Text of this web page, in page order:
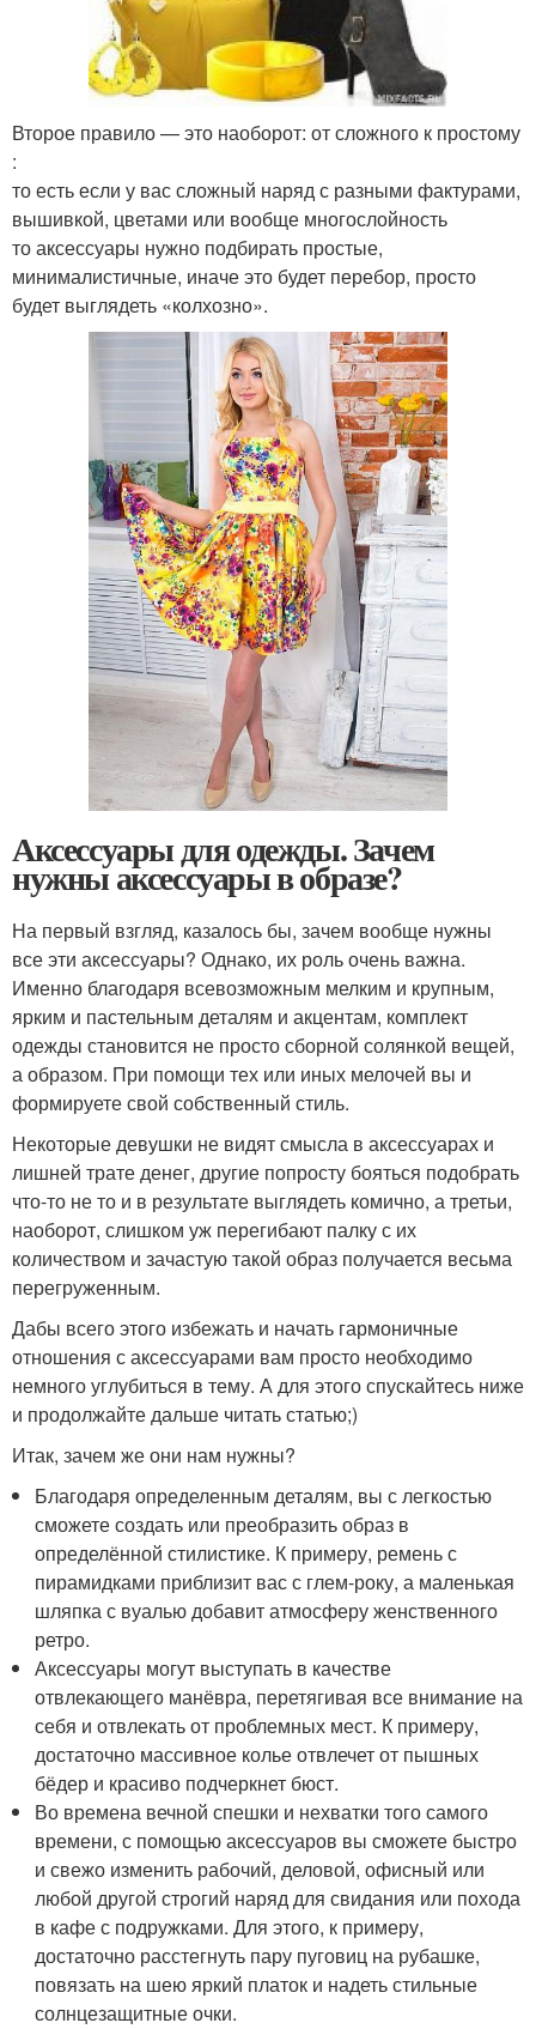
Второе правило — это наоборот: от сложного к простому
:
то есть если у вас сложный наряд с разными фактурами,
вышивкой, цветами или вообще многослойность
то аксессуары нужно подбирать простые,
минималистичные, иначе это будет перебор, просто
будет выглядеть «колхозно».
Аксессуары для одежды. Зачем
нужны аксессуары в образе?
На первый взгляд, казалось бы, зачем вообще нужны
все эти аксессуары? Однако, их роль очень важна.
Именно благодаря всевозможным мелким и крупным,
ярким и пастельным деталям и акцентам, комплект
одежды становится не просто сборной солянкой вещей,
а образом. При помощи тех или иных мелочей вы и
формируете свой собственный стиль.
Некоторые девушки не видят смысла в аксессуарах и
лишней трате денег, другие попросту бояться подобрать
что-то не то и в результате выглядеть комично, а третьи,
наоборот, слишком уж перегибают палку с их
количеством и зачастую такой образ получается весьма
перегруженным.
Дабы всего этого избежать и начать гармоничные
отношения с аксессуарами вам просто необходимо
немного углубиться в тему. А для этого спускайтесь ниже
и продолжайте дальше читать статью;)
Итак, зачем же они нам нужны?
Благодаря определенным деталям, вы с легкостью
сможете создать или преобразить образ в
определённой стилистике. К примеру, ремень с
пирамидками приблизит вас с глем-року, а маленькая
шляпка с вуалью добавит атмосферу женственного
ретро.
Аксессуары могут выступать в качестве
отвлекающего манёвра, перетягивая все внимание на
себя и отвлекать от проблемных мест. К примеру,
достаточно массивное колье отвлечет от пышных
бёдер и красиво подчеркнет бюст.
Во времена вечной спешки и нехватки того самого
времени, с помощью аксессуаров вы сможете быстро
и свежо изменить рабочий, деловой, офисный или
любой другой строгий наряд для свидания или похода
в кафе с подружками. Для этого, к примеру,
достаточно расстегнуть пару пуговиц на рубашке,
повязать на шею яркий платок и надеть стильные
солнцезащитные очки.